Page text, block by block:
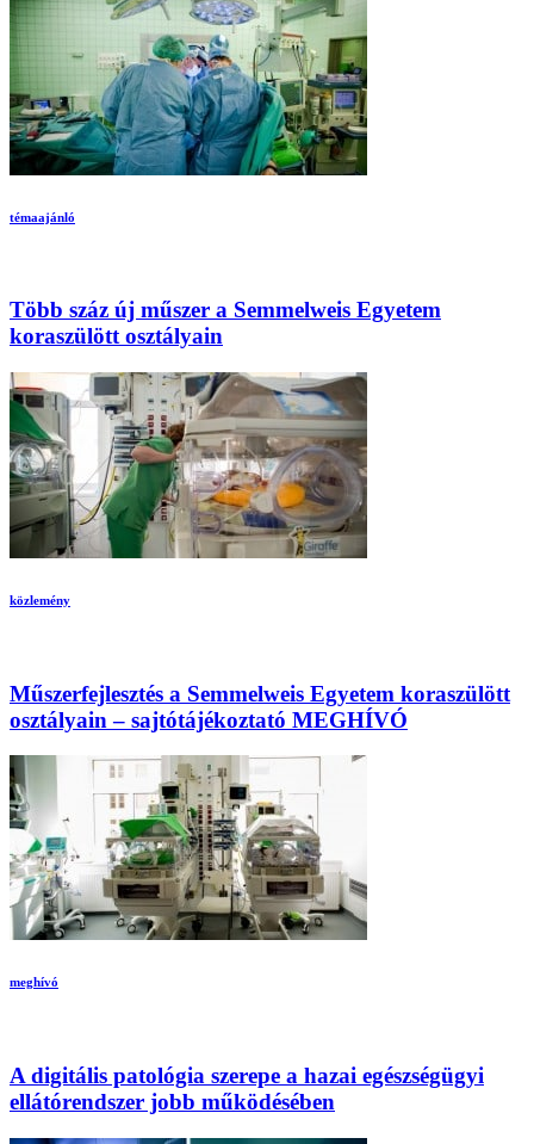
témaajánló
Több száz új műszer a Semmelweis Egyetem
koraszülött osztályain
közlemény
Műszerfejlesztés a Semmelweis Egyetem koraszülött
osztályain – sajtótájékoztató MEGHÍVÓ
meghívó
A digitális patológia szerepe a hazai egészségügyi
ellátórendszer jobb működésében